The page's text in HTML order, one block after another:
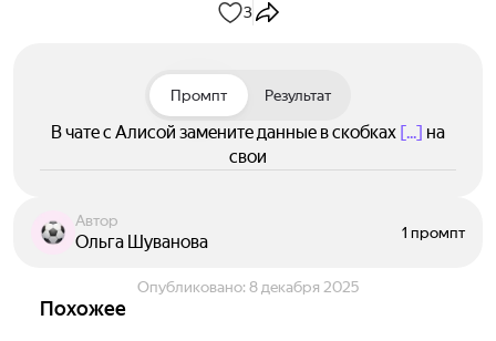
3
Промпт Результат
В чате с Алисой замените данные в скобках [...] на
свои
Автор
Ольга Шуванова 1 промпт
Опубликовано: 8 декабря 2025
Похожее